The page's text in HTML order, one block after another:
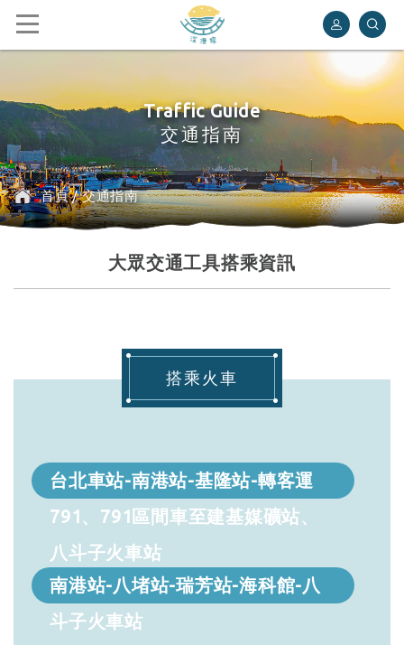
深澳鐵道自行車
Traffic Guide
交通指南
首頁/交通指南
大眾交通工具搭乘資訊
搭乘火車
台北車站-南港站-基隆站-轉客運
791、791區間車至建基媒礦站、
八斗子火車站
南港站-八堵站-瑞芳站-海科館-八
斗子火車站